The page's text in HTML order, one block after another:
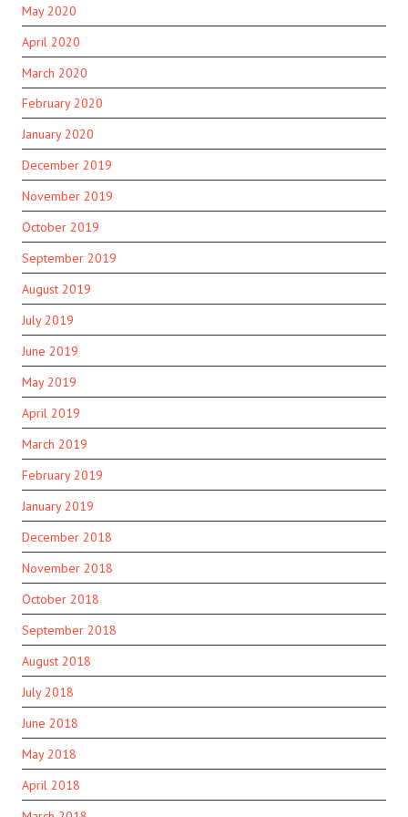
May 2020
April 2020
March 2020
February 2020
January 2020
December 2019
November 2019
October 2019
September 2019
August 2019
July 2019
June 2019
May 2019
April 2019
March 2019
February 2019
January 2019
December 2018
November 2018
October 2018
September 2018
August 2018
July 2018
June 2018
May 2018
April 2018